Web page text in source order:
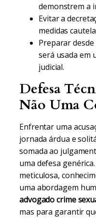
demonstrem a
Evitar a
medidas
Preparar desde
será usada em
judicial.
Defesa
Não Uma
Enfrentar uma
jornada árdua e
somada ao
uma defesa
meticulosa,
uma abordagem
advogado crime
mas para garantir